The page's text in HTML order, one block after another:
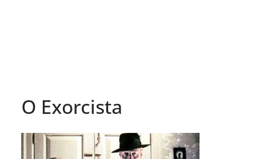
O Exorcista